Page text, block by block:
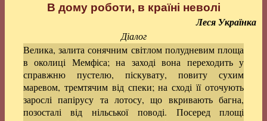
В дому роботи, в країні неволі
Леся Українка
Діалог
Велика, залита сонячним світлом полудневим площа
в околиці Мемфіса; на заході вона переходить у
справжню пустелю, піскувату, повиту сухим
маревом, тремтячим від спеки; на сході її оточують
зарослі папірусу та лотосу, що вкривають багна,
позосталі від нільської поводі. Посеред площі